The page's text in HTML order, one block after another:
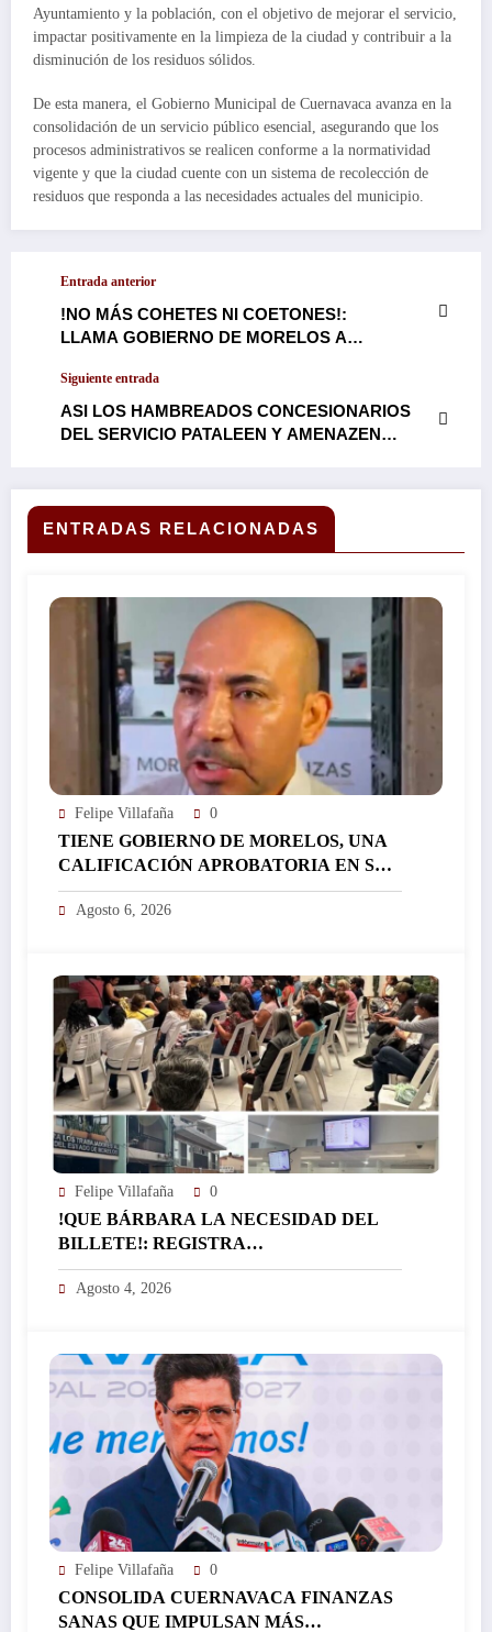
Ayuntamiento y la población, con el objetivo de mejorar el servicio,
impactar positivamente en la limpieza de la ciudad y contribuir a la
disminución de los residuos sólidos.
De esta manera, el Gobierno Municipal de Cuernavaca avanza en la
consolidación de un servicio público esencial, asegurando que los
procesos administrativos se realicen conforme a la normatividad
vigente y que la ciudad cuente con un sistema de recolección de
residuos que responda a las necesidades actuales del municipio.
Entrada anterior
!NO MÁS COHETES NI COETONES!:
LLAMA GOBIERNO DE MORELOS A
IRREVERSIBLES DE LA PIROTECNIA EN LA
FAUNA Y EL AMBIENTE…
Siguiente entrada
ASI LOS HAMBREADOS CONCESIONARIOS
DEL SERVICIO PATALEEN Y AMENAZEN
INCREMENTO AL PASAJE, LO ADVIERTE
FUERTE Y CLARITO, LA
GOBERNADORA MARGARITA GONZÁLEZ
ENTRADAS RELACIONADAS
Felipe Villafaña 0
TIENE GOBIERNO DE MORELOS, UNA
CALIFICACIÓN APROBATORIA EN SUS
FINANZAS, AFIRMA EL RESPONSABLE
DEL ÁREA JORGE SALAZAR…
Agosto 6, 2026
Felipe Villafaña 0
!QUE BÁRBARA LA NECESIDAD DEL
BILLETE!: REGISTRA
EL ICTSGEM MÁS DE 400 CRÉDITOS EN
UN DÍA…
Agosto 4, 2026
Felipe Villafaña 0
CONSOLIDA CUERNAVACA FINANZAS
SANAS QUE IMPULSAN MÁS